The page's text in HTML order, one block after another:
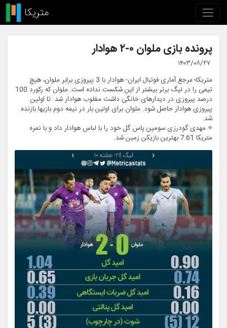
پرونده بازی ملوان ۰-۲ هوادار
متریکا؛ مرجع آماری فوتبال ایران- هوادار با 3 پیروزی برابر ملوان، هیچ
تیمی را در لیگ برتر بیشتر از این شکست نداده است. ملوان که رکورد 100
درصد پیروزی در دیدارهای خانگی داشت مغلوب هوادار شد تا اولین
پیروزی هوادار حاصل شود. ملوان برای اولین بار در نیمه دوم بازیها بازنده
شد.
⭐️ مهدی گودرزی سومین پاس گل خود را با لباس هوادار داد و با نمره
متریکا 7.61 بهترین بازیکن زمین شد.